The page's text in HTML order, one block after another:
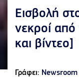
Εισβολή
νεκροί από
και βίντεο]
Γράφει: Newsroom